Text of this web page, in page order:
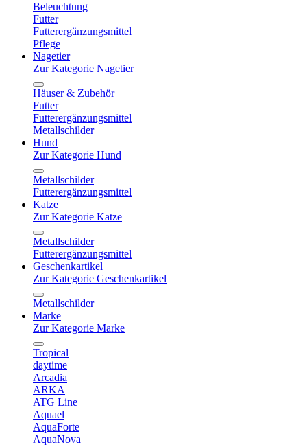
Beleuchtung
Futter
Futterergänzungsmittel
Pflege
Nagetier
Zur Kategorie Nagetier
Häuser & Zubehör
Futter
Futterergänzungsmittel
Metallschilder
Hund
Zur Kategorie Hund
Metallschilder
Futterergänzungsmittel
Katze
Zur Kategorie Katze
Metallschilder
Futterergänzungsmittel
Geschenkartikel
Zur Kategorie Geschenkartikel
Metallschilder
Marke
Zur Kategorie Marke
Tropical
daytime
Arcadia
ARKA
ATG Line
Aquael
AquaForte
AquaNova